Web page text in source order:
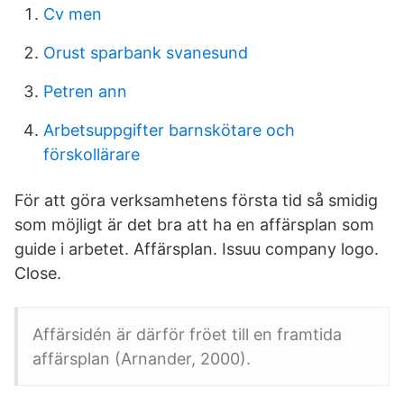
Cv men
Orust sparbank svanesund
Petren ann
Arbetsuppgifter barnskötare och
förskollärare
För att göra verksamhetens första tid så smidig
som möjligt är det bra att ha en affärsplan som
guide i arbetet. Affärsplan. Issuu company logo.
Close.
Affärsidén är därför fröet till en framtida
affärsplan (Arnander, 2000).